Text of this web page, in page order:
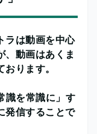
ラは動画を中心
、動画はあくま
ります。
識を常識に」す
発信することで